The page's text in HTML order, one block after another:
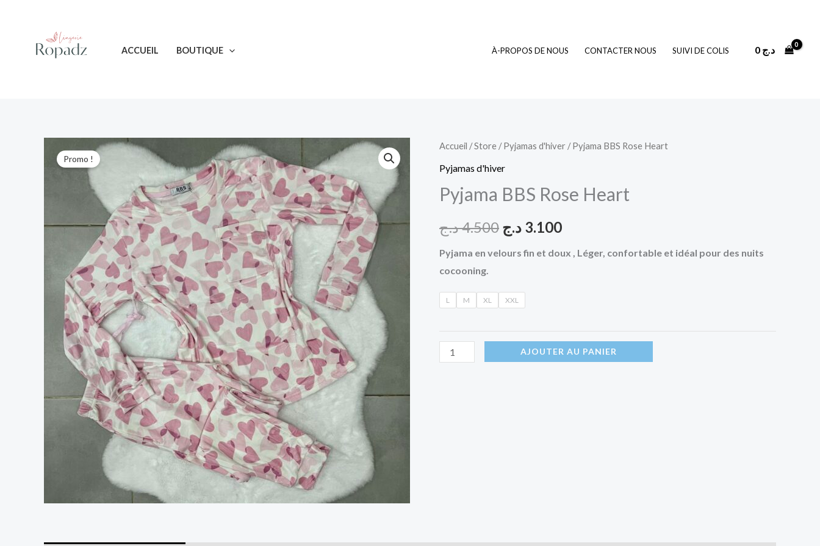
ACCUEIL BOUTIQUE À-PROPOS DE NOUS CONTACTER NOUS SUIVI DE COLIS 0 د.ج
Promo !
Accueil /Store /Pyjamas d'hiver / Pyjama BBS Rose Heart
Pyjamas d'hiver
Pyjama BBS Rose Heart
4.500د.ج
Le
prix
initial
était :
4.500 د.ج.
3.100 د.ج
Le
actuel
est :
3.100 د.ج.
Pyjama en velours fin et doux , Léger, confortable et idéal pour des nuits
cocooning.
L M XL XXL
quantité
de
BBS
Heart
AJOUTER AU PANIER